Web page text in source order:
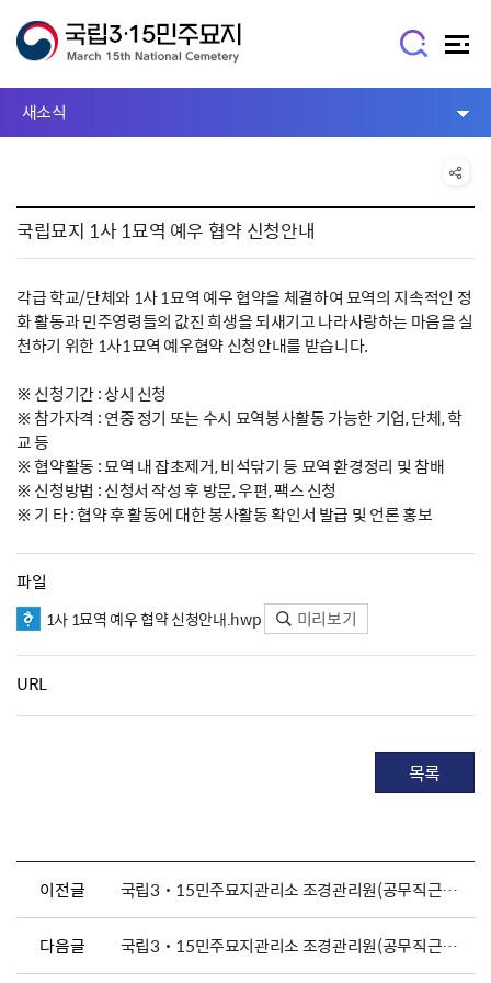
새소식
국립묘지 1사 1묘역 예우 협약 신청안내
각급 학교/단체와 1사 1묘역 예우 협약을 체결하여 묘역의 지속적인 정
화 활동과 민주영령들의 값진 희생을 되새기고 나라사랑하는 마음을 실
천하기 위한 1사1묘역 예우협약 신청안내를 받습니다.
※ 신청기간 : 상시 신청
※ 참가자격 : 연중 정기 또는 수시 묘역봉사활동 가능한 기업, 단체, 학
교 등
※ 협약활동 : 묘역 내 잡초제거, 비석닦기 등 묘역 환경정리 및 참배
※ 신청방법 : 신청서 작성 후 방문, 우편, 팩스 신청
※ 기 타 : 협약 후 활동에 대한 봉사활동 확인서 발급 및 언론 홍보
파일
1사 1묘역 예우 협약 신청안내.hwp 미리보기
URL
목록
이전글 국립3˙15민주묘지관리소 조경관리원(공무직근로자) 채용 공고
다음글 국립3˙15민주묘지관리소 조경관리원(공무직근로자) 채용 공고